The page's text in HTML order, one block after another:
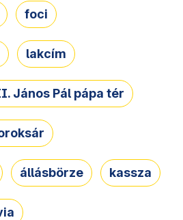
foci
lakcím
János Pál pápa tér
állásbörze kassza